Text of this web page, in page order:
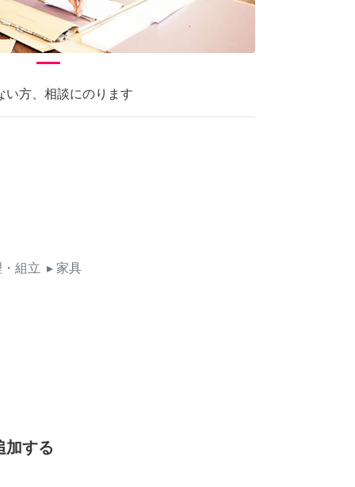
い方、相談にのります
組立 ▸ 家具
加する